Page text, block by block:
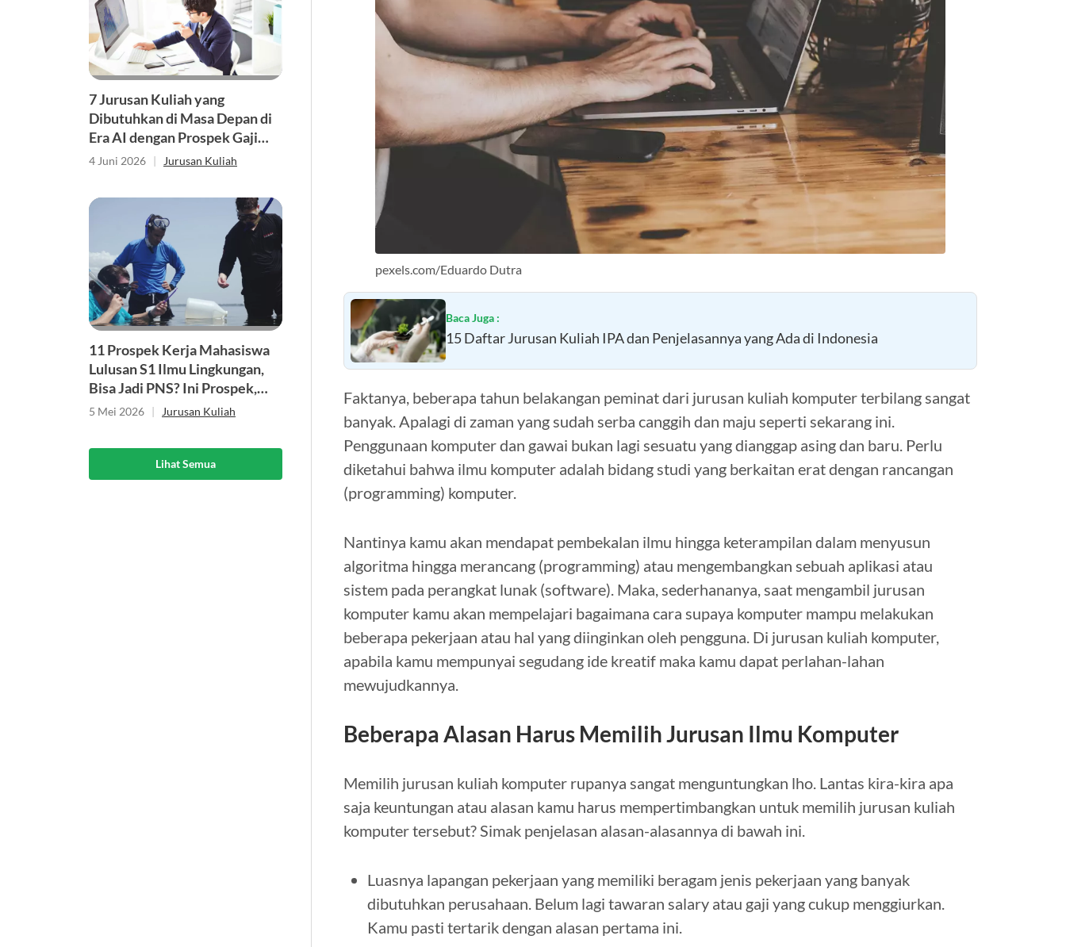
7 Jurusan Kuliah yang
Dibutuhkan di Masa Depan di
Era AI dengan Prospek Gaji
Tinggi
4 Juni 2026 | Jurusan Kuliah
11 Prospek Kerja Mahasiswa
Lulusan S1 Ilmu Lingkungan,
Bisa Jadi PNS? Ini Prospek,
Skill, dan Gelarnya
5 Mei 2026 | Jurusan Kuliah
Lihat Semua
pexels.com/Eduardo Dutra
Baca Juga :
15 Daftar Jurusan Kuliah IPA dan Penjelasannya yang Ada di Indonesia
Faktanya, beberapa tahun belakangan peminat dari jurusan kuliah komputer terbilang sangat
banyak. Apalagi di zaman yang sudah serba canggih dan maju seperti sekarang ini.
Penggunaan komputer dan gawai bukan lagi sesuatu yang dianggap asing dan baru. Perlu
diketahui bahwa ilmu komputer adalah bidang studi yang berkaitan erat dengan rancangan
(programming) komputer.
Nantinya kamu akan mendapat pembekalan ilmu hingga keterampilan dalam menyusun
algoritma hingga merancang (programming) atau mengembangkan sebuah aplikasi atau
sistem pada perangkat lunak (software). Maka, sederhananya, saat mengambil jurusan
komputer kamu akan mempelajari bagaimana cara supaya komputer mampu melakukan
beberapa pekerjaan atau hal yang diinginkan oleh pengguna. Di jurusan kuliah komputer,
apabila kamu mempunyai segudang ide kreatif maka kamu dapat perlahan-lahan
mewujudkannya.
Beberapa Alasan Harus Memilih Jurusan Ilmu Komputer
Memilih jurusan kuliah komputer rupanya sangat menguntungkan lho. Lantas kira-kira apa
saja keuntungan atau alasan kamu harus mempertimbangkan untuk memilih jurusan kuliah
komputer tersebut? Simak penjelasan alasan-alasannya di bawah ini.
Luasnya lapangan pekerjaan yang memiliki beragam jenis pekerjaan yang banyak
dibutuhkan perusahaan. Belum lagi tawaran salary atau gaji yang cukup menggiurkan.
Kamu pasti tertarik dengan alasan pertama ini.